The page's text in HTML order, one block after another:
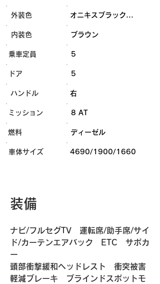
外装色 オニキスブラック...
内装色 ブラウン
乗車定員 5
ドア 5
ハンドル 右
ミッション 8 AT
燃料 ディーゼル
​車体サイズ 4690/1900/1660
装備
ナビ/フルセグTV　運転席/助手席/サイ
ド/カーテンエアバック　ETC　サポカ
ー
頭部衝撃緩和ヘッドレスト　衝突被害
軽減ブレーキ　ブラインドスポットモ